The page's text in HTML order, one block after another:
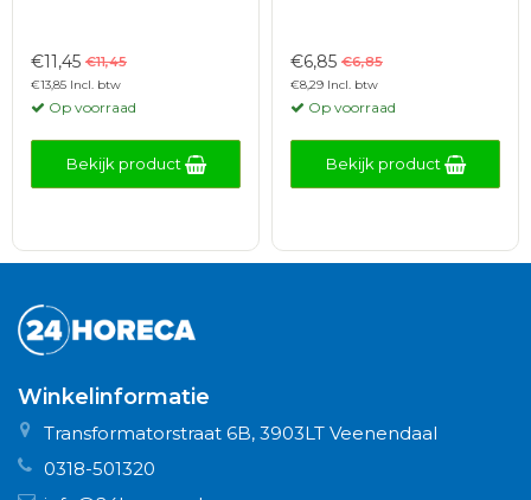
€11,45 €11,45
€13,85 Incl. btw
Op voorraad
Bekijk product
€6,85 €6,85
€8,29 Incl. btw
Op voorraad
Bekijk product
Winkelinformatie
Transformatorstraat 6B, 3903LT Veenendaal
0318-501320